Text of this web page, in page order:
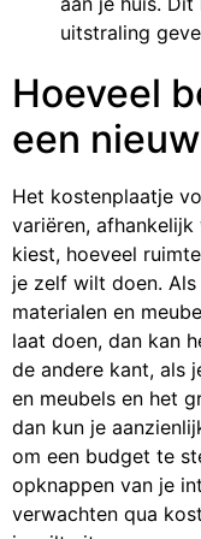
uitstraling
Hoeveel
een
Het kostenplaatje
variëren,
kiest, hoeveel
je zelf wilt doen.
materialen en
laat doen, dan kan
de andere kant, als
en meubels en het
dan kun je
om een budget te
opknappen van je
verwachten qua